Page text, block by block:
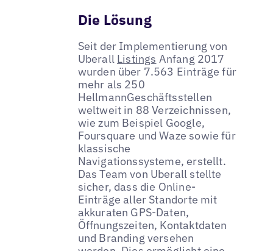
Die Lösung
Seit der Implementierung von
Uberall Listings Anfang 2017
wurden über 7.563 Einträge für
mehr als 250
HellmannGeschäftsstellen
weltweit in 88 Verzeichnissen,
wie zum Beispiel Google,
Foursquare und Waze sowie für
klassische
Navigationssysteme, erstellt.
Das Team von Uberall stellte
sicher, dass die Online-
Einträge aller Standorte mit
akkuraten GPS-Daten,
Öffnungszeiten, Kontaktdaten
und Branding versehen